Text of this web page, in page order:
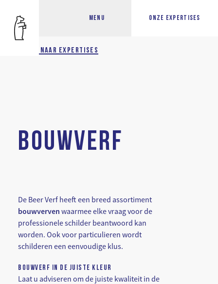
MENU ONZE EXPERTISES
TERUG NAAR EXPERTISES
BOUWVERF
De Beer Verf heeft een breed assortiment
bouwverven waarmee elke vraag voor de
professionele schilder beantwoord kan
worden. Ook voor particulieren wordt
schilderen een eenvoudige klus.
BOUWVERF IN DE JUISTE KLEUR
Laat u adviseren om de juiste kwaliteit in de